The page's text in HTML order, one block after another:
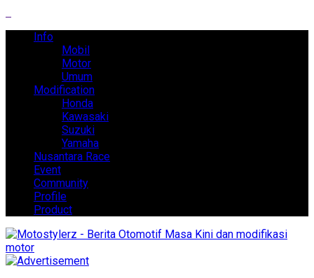
Info
Mobil
Motor
Umum
Modification
Honda
Kawasaki
Suzuki
Yamaha
Nusantara Race
Event
Community
Profile
Product